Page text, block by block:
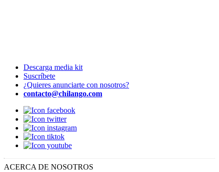
Descarga media kit
Suscríbete
¿Quieres anunciarte con nosotros?
contacto@chilango.com
ACERCA DE NOSOTROS